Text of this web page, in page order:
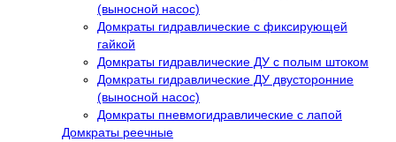
(выносной насос)
Домкраты гидравлические с фиксирующей
гайкой
Домкраты гидравлические ДУ c полым штоком
Домкраты гидравлические ДУ двусторонние
(выносной насос)
Домкраты пневмогидравлические с лапой
Домкраты реечные